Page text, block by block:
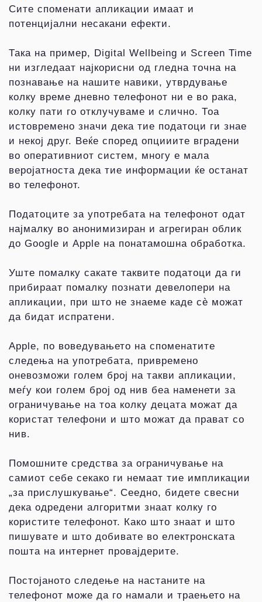
Сите споменати апликации имаат и
потенцијални несакани ефекти.
Така на пример, Digital Wellbeing и Screen Time
ни изгледаат најкорисни од гледна точна на
познавање на нашите навики, утврдување
колку време дневно телефонот ни е во рака,
колку пати го отклучуваме и слично. Тоа
истовремено значи дека тие податоци ги знае
и некој друг. Веќе според опцииите вградени
во оперативниот систем, многу е мала
веројатноста дека тие информации ќе останат
во телефонот.
Податоците за употребата на телефонот одат
најмалку во анонимизиран и агрегиран облик
до Googlе и Applе на понатамошна обработка.
Уште помалку сакате таквите податоци да ги
прибираат помалку познати девелопери на
апликации, при што не знаеме каде сè можат
да бидат испратени.
Apple, по воведувањето на споменатите
следења на употребата, привремено
оневозможи голем број на такви апликации,
меѓу кои голем број од нив беа наменети за
ограничување на тоа колку децата можат да
користат телефони и што можат да прават со
нив.
Помошните средства за ограничување на
самиот себе секако ги немаат тие импликации
„за прислушкување“. Сеедно, бидете свесни
дека одредени алгоритми знаат колку го
користите телефонот. Како што знаат и што
пишувате и што добивате во eлектронската
пошта на интернет провајдерите.
Постојаното следење на настаните на
телефонот може да го намали и траењето на